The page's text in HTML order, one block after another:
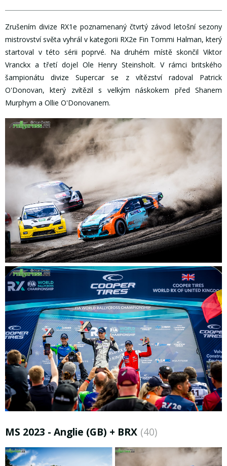
Zrušením divize RX1e poznamenaný čtvrtý závod letošní sezony
mistrovství světa vyhrál v kategorii RX2e Fin Tommi Halman, který
startoval v této sérii poprvé. Na druhém místě skončil Viktor
Vranckx a třetí dojel Ole Henry Steinsholt. V rámci britského
šampionátu divize Supercar se z vítězství radoval Patrick
O'Donovan, který zvítězil s velkým náskokem před Shanem
Murphym a Ollie O'Donovanem.
MS 2023 - Anglie (GB) + BRX (40)